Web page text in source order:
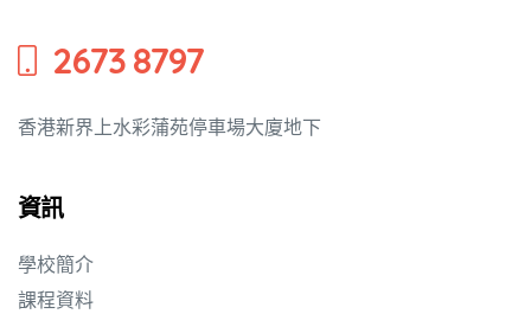
2673 8797
香港新界上水彩蒲苑停車場大廈地下
資訊
學校簡介
課程資料